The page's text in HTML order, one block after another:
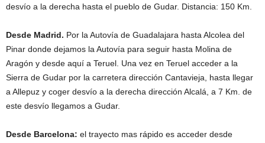
desvío a la derecha hasta el pueblo de Gudar. Distancia: 150 Km.
Desde Madrid. Por la Autovía de Guadalajara hasta Alcolea del
Pinar donde dejamos la Autovía para seguir hasta Molina de
Aragón y desde aquí a Teruel. Una vez en Teruel acceder a la
Sierra de Gudar por la carretera dirección Cantavieja, hasta llegar
a Allepuz y coger desvío a la derecha dirección Alcalá, a 7 Km. de
este desvío llegamos a Gudar.
Desde Barcelona: el trayecto mas rápido es acceder desde